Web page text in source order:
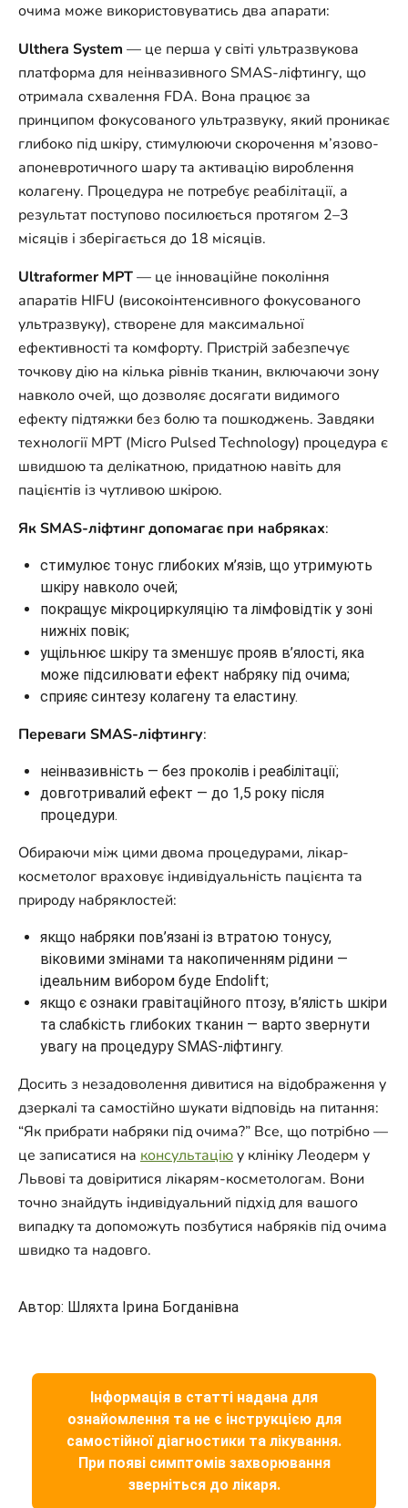
очима може використовуватись два апарати:
Ulthera System — це перша у світі ультразвукова
платформа для неінвазивного SMAS-ліфтингу, що
отримала схвалення FDA. Вона працює за
принципом фокусованого ультразвуку, який проникає
глибоко під шкіру, стимулюючи скорочення м’язово-
апоневротичного шару та активацію вироблення
колагену. Процедура не потребує реабілітації, а
результат поступово посилюється протягом 2–3
місяців і зберігається до 18 місяців.
Ultraformer MPT— це інноваційне покоління
апаратів HIFU (високоінтенсивного фокусованого
ультразвуку), створене для максимальної
ефективності та комфорту. Пристрій забезпечує
точкову дію на кілька рівнів тканин, включаючи зону
навколо очей, що дозволяє досягати видимого
ефекту підтяжки без болю та пошкоджень. Завдяки
технології MPT (Micro Pulsed Technology) процедура є
швидшою та делікатною, придатною навіть для
пацієнтів із чутливою шкірою.
Як SMAS-ліфтинг допомагає при набряках:
стимулює тонус глибоких м’язів, що утримують
шкіру навколо очей;
покращує мікроциркуляцію та лімфовідтік у зоні
нижніх повік;
ущільнює шкіру та зменшує прояв в’ялості, яка
може підсилювати ефект набряку під очима;
сприяє синтезу колагену та еластину.
Переваги SMAS-ліфтингу:
неінвазивність — без проколів і реабілітації;
довготривалий ефект — до 1,5 року після
процедури.
Обираючи між цими двома процедурами, лікар-
косметолог враховує індивідуальність пацієнта та
природу набряклостей:
якщо набряки пов’язані із втратою тонусу,
віковими змінами та накопиченням рідини —
ідеальним вибором буде Endolift;
якщо є ознаки гравітаційного птозу, в’ялість шкіри
та слабкість глибоких тканин — варто звернути
увагу на процедуру SMAS-ліфтингу.
Досить з незадоволення дивитися на відображення у
дзеркалі та самостійно шукати відповідь на питання:
“Як прибрати набряки під очима?” Все, що потрібно —
це записатися на консультаціюу клініку Леодерм у
Львові та довіритися лікарям-косметологам. Вони
точно знайдуть індивідуальний підхід для вашого
випадку та допоможуть позбутися набряків під очима
швидко та надовго.
Автор: Шляхта Ірина Богданівна
Інформація в статті надана для
ознайомлення та не є інструкцією для
самостійної діагностики та лікування.
При появі симптомів захворювання
зверніться до лікаря.